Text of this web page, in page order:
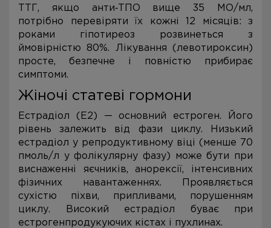
ТТГ, якщо анти‑ТПО вище 35 МО/мл,
потрібно перевіряти їх кожні 12 місяців: з
роками гіпотиреоз розвинеться з
ймовірністю 80%. Лікування (левотироксин)
просте, безпечне і повністю прибирає
симптоми.
Жіночі статеві гормони
Естрадіол (E2) — основний естроген. Його
рівень залежить від фази циклу. Низький
естрадіол у репродуктивному віці (менше 70
пмоль/л у фолікулярну фазу) може бути при
виснаженні яєчників, анорексії, інтенсивних
фізичних навантаженнях. Проявляється
сухістю піхви, припливами, порушенням
циклу. Високий естрадіол буває при
естрогенпродукуючих кістах і пухлинах.